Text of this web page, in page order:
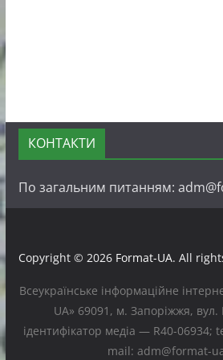
КОНТАКТИ
По загальним питанням:
Copyright © 2026 Format-UA. All
Всеукраїнське інформаційне
UA» 69091, м. Запоріжжя, вул.
ідентифікатор медіа — R40-06934;
mail: adm@format-